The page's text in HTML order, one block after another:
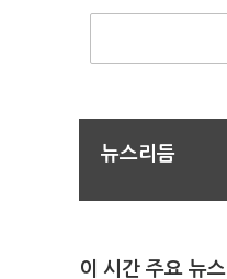
뉴스리듬
이 시간 주요 뉴스